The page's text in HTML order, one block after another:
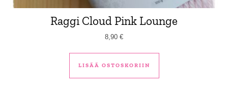
Raggi Cloud Pink Lounge
8,90 €
LISÄÄ OSTOSKORIIN